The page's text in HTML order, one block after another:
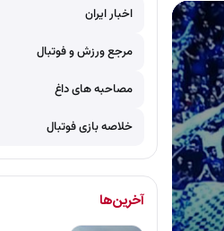
اخبار ایران
مرجع ورزش و فوتبال
مصاحبه های داغ
خلاصه بازی فوتبال
آخرین‌ها